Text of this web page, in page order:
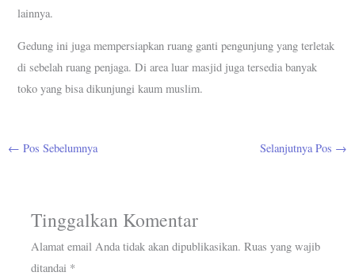
lainnya.
Gedung ini juga mempersiapkan ruang ganti pengunjung yang terletak
di sebelah ruang penjaga. Di area luar masjid juga tersedia banyak
toko yang bisa dikunjungi kaum muslim.
← Pos Sebelumnya Selanjutnya Pos →
Tinggalkan Komentar
Alamat email Anda tidak akan dipublikasikan. Ruas yang wajib
ditandai *